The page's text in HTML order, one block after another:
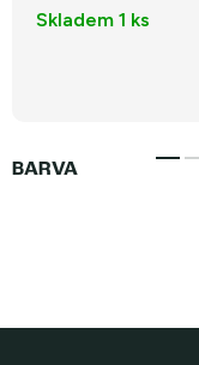
Skladem 1 ks